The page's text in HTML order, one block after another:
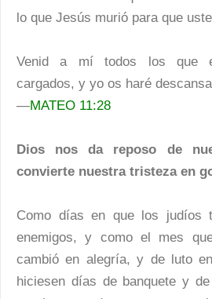
lo que Jesús murió para que
Venid a mí todos los que
cargados, y yo os haré
—MATEO 11:28
Dios nos da reposo de
convierte nuestra tristeza en
Como días en que los judíos
enemigos, y como el mes
cambió en alegría, y de luto
hiciesen días de banquete y